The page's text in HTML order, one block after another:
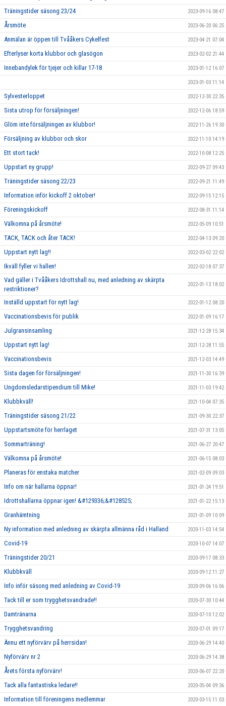
Träningstider säsong 23/24 2023-09-16 08:47
Årsmöte 2023-06-20 06:25
Anmälan är öppen till Tvååkers Cykelfest 2023-04-21 07:04
Efterlyser korta klubbor och glasögon 2023-02-02 21:44
Innebandylek för tjejer och killar 17-18 2023-01-12 16:07
2023-01-03 11:14
Sylvesterloppet 2022-12-30 22:35
Sista utrop för försäljningen! 2022-12-06 18:59
Glöm inte försäljningen av klubbor! 2022-11-26 19:30
Försäljning av klubbor och skor 2022-11-10 14:19
Ett stort tack! 2022-10-08 12:25
Uppstart ny grupp! 2022-09-27 09:43
Träningstider säsong 22/23 2022-09-21 11:49
Information inför kickoff 2 oktober! 2022-09-15 12:15
Föreningskickoff 2022-08-31 11:14
Välkomna på årsmöte! 2022-05-09 10:51
TACK, TACK och åter TACK! 2022-04-13 09:20
Uppstart nytt lag!! 2022-03-02 22:02
Ikväll fyller vi hallen! 2022-02-18 07:37
Vad gäller i Tvååkers Idrottshall nu, med anledning av skärpta
restriktioner?
2022-01-13 18:02
Inställd uppstart för nytt lag! 2022-01-12 08:20
Vaccinationsbevis för publik 2022-01-09 16:17
Julgransinsamling 2021-12-28 15:34
Uppstart nytt lag! 2021-12-28 11:55
Vaccinationsbevis 2021-12-03 14:49
Sista dagen för försäljningen! 2021-11-30 16:39
Ungdomsledarstipendium till Mike! 2021-11-03 19:42
Klubbkväll! 2021-10-04 07:35
Träningstider säsong 21/22 2021-09-30 22:37
Uppstartsmöte för herrlaget 2021-07-31 13:05
Sommarträning! 2021-06-27 20:47
Välkomna på årsmöte! 2021-06-15 08:03
Planeras för enstaka matcher 2021-02-09 09:03
Info om när hallarna öppnar! 2021-01-24 19:51
Idrottshallarna öppnar igen! &#129336;&#128525; 2021-01-22 15:13
Granhämtning 2021-01-09 10:09
Ny information med anledning av skärpta allmänna råd i Halland 2020-11-03 14:54
Covid-19 2020-10-07 14:07
Träningstider 20/21 2020-09-17 08:33
Klubbkväll 2020-09-12 11:27
Info inför säsong med anledning av Covid-19 2020-09-06 16:06
Tack till er som trygghetsvandrade!! 2020-07-30 10:44
Damtränarna 2020-07-10 12:02
Trygghetsvandring 2020-07-01 09:17
Ännu ett nyförvärv på herrsidan! 2020-06-29 14:40
Nyförvärv nr 2 2020-06-29 14:38
Årets första nyförvärv! 2020-06-07 22:20
Tack alla fantastiska ledare!! 2020-05-04 09:36
Information till föreningens medlemmar 2020-03-15 11:03